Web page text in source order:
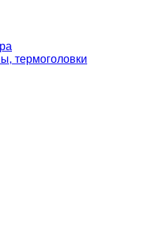
термоголовки